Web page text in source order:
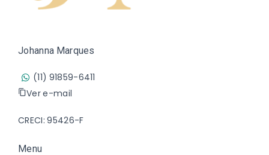
Johanna Marques
(11) 91859-6411
Ver e-mail
CRECI: 95426-F
Menu